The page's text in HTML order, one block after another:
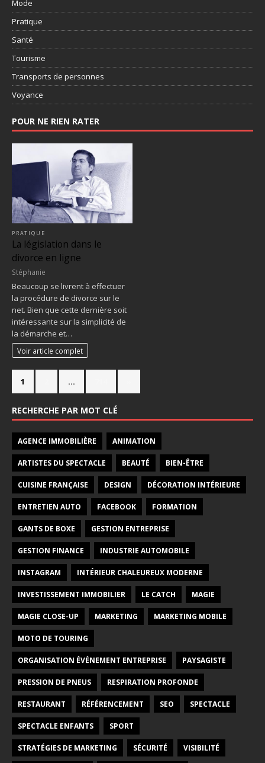
Mode
Pratique
Santé
Tourisme
Transports de personnes
Voyance
POUR NE RIEN RATER
PRATIQUE
La législation dans le
divorce en ligne
Stéphanie
Beaucoup se livrent à effectuer
la procédure de divorce sur le
net. Bien que cette dernière soit
intéressante sur la simplicité de
la démarche et…
Voir article complet
1 …
RECHERCHE PAR MOT CLÉ
AGENCE IMMOBILIÈRE ANIMATION
ARTISTES DU SPECTACLE BEAUTÉ BIEN-ÊTRE
CUISINE FRANÇAISE DESIGN DÉCORATION INTÉRIEURE
ENTRETIEN AUTO FACEBOOK FORMATION
GANTS DE BOXE GESTION ENTREPRISE
GESTION FINANCE INDUSTRIE AUTOMOBILE
INSTAGRAM INTÉRIEUR CHALEUREUX MODERNE
INVESTISSEMENT IMMOBILIER LE CATCH MAGIE
MAGIE CLOSE-UP MARKETING MARKETING MOBILE
MOTO DE TOURING
ORGANISATION ÉVÉNEMENT ENTREPRISE PAYSAGISTE
PRESSION DE PNEUS RESPIRATION PROFONDE
RESTAURANT RÉFÉRENCEMENT SEO SPECTACLE
SPECTACLE ENFANTS SPORT
STRATÉGIES DE MARKETING SÉCURITÉ VISIBILITÉ